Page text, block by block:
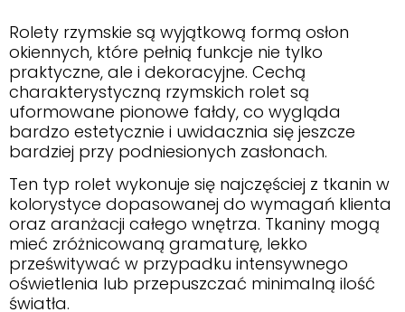
Rolety rzymskie są wyjątkową formą osłon
okiennych, które pełnią funkcje nie tylko
praktyczne, ale i dekoracyjne. Cechą
charakterystyczną rzymskich rolet są
uformowane pionowe fałdy, co wygląda
bardzo estetycznie i uwidacznia się jeszcze
bardziej przy podniesionych zasłonach.
Ten typ rolet wykonuje się najczęściej z tkanin w
kolorystyce dopasowanej do wymagań klienta
oraz aranżacji całego wnętrza. Tkaniny mogą
mieć zróżnicowaną gramaturę, lekko
prześwitywać w przypadku intensywnego
oświetlenia lub przepuszczać minimalną ilość
światła.